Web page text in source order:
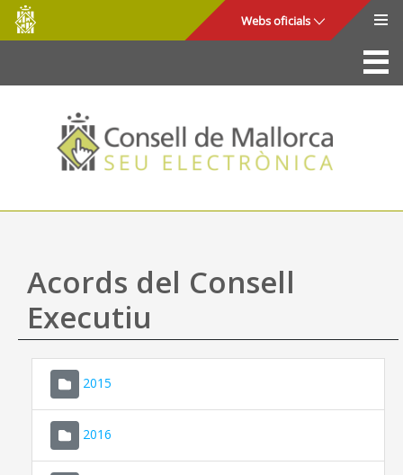
Salta al contingut principal
Consell
de
Mallorca
Webs oficials
La Seu
Consell de Mallorca
Accés i seguretat
Utilitats
Ajuda
Acords del Consell
Executiu
2015
2016